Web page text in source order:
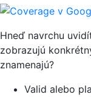
Hneď navrchu
zobrazujú
znamenajú?
Valid alebo